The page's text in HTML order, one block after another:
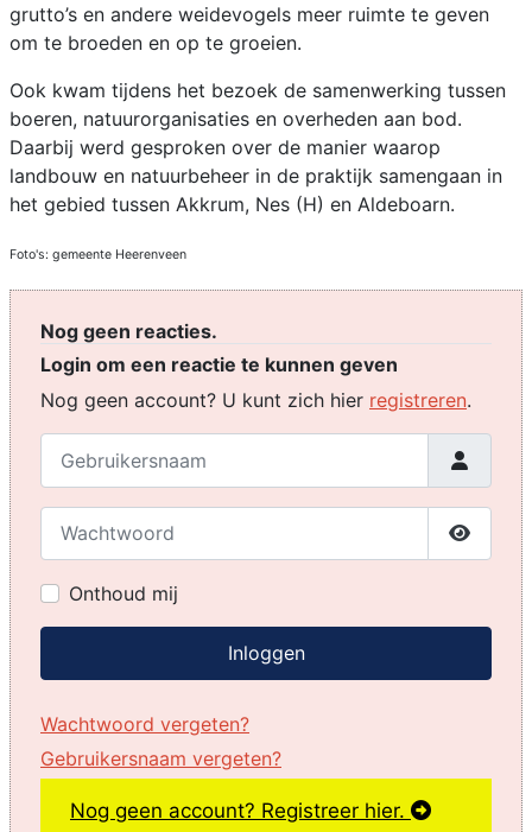
grutto’s en andere weidevogels meer ruimte te geven
om te broeden en op te groeien.
Ook kwam tijdens het bezoek de samenwerking tussen
boeren, natuurorganisaties en overheden aan bod.
Daarbij werd gesproken over de manier waarop
landbouw en natuurbeheer in de praktijk samengaan in
het gebied tussen Akkrum, Nes (H) en Aldeboarn.
Foto's: gemeente Heerenveen
Nog geen reacties.
Login om een reactie te kunnen geven
Nog geen account? U kunt zich hier registreren.
Toon
Onthoud mij
Inloggen
Wachtwoord vergeten?
Gebruikersnaam vergeten?
Nog geen account? Registreer hier.